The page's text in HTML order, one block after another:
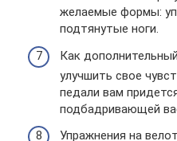
желаемые формы:
подтянутые ноги.
Как
улучшить свое
педали вам
подбадривающей
Упражнения на